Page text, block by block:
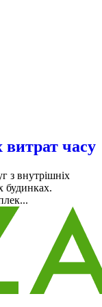
витрат часу
з внутрішніх
будинках.